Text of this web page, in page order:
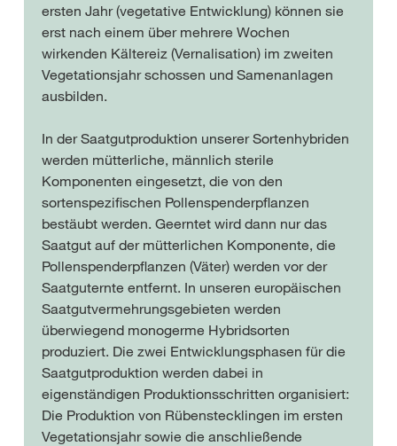
ersten Jahr (vegetative Entwicklung) können sie
erst nach einem über mehrere Wochen
wirkenden Kältereiz (Vernalisation) im zweiten
Vegetationsjahr schossen und Samenanlagen
ausbilden.
In der Saatgutproduktion unserer Sortenhybriden
werden mütterliche, männlich sterile
Komponenten eingesetzt, die von den
sortenspezifischen Pollenspenderpflanzen
bestäubt werden. Geerntet wird dann nur das
Saatgut auf der mütterlichen Komponente, die
Pollenspenderpflanzen (Väter) werden vor der
Saatguternte entfernt. In unseren europäischen
Saatgutvermehrungsgebieten werden
überwiegend monogerme Hybridsorten
produziert. Die zwei Entwicklungsphasen für die
Saatgutproduktion werden dabei in
eigenständigen Produktionsschritten organisiert:
Die Produktion von Rübenstecklingen im ersten
Vegetationsjahr sowie die anschließende